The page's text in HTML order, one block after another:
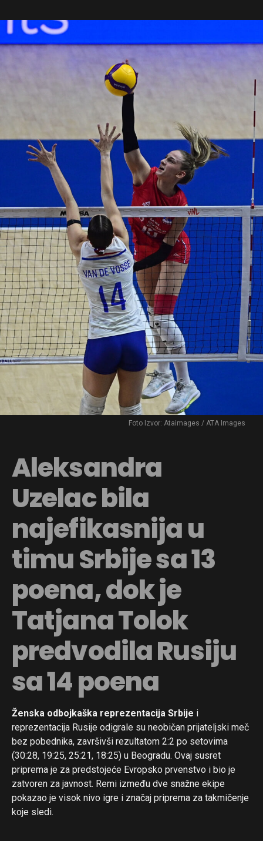
Foto Izvor: Ataimages / ATA Images
Aleksandra
Uzelac bila
najefikasnija u
timu Srbije sa 13
poena, dok je
Tatjana Tolok
predvodila Rusiju
sa 14 poena
Ženska odbojkaška reprezentacija Srbije i
reprezentacija Rusije odigrale su neobičan prijateljski meč
bez pobednika, završivši rezultatom 2:2 po setovima
(30:28, 19:25, 25:21, 18:25) u Beogradu. Ovaj susret
priprema je za predstojeće Evropsko prvenstvo i bio je
zatvoren za javnost. Remi između dve snažne ekipe
pokazao je visok nivo igre i značaj priprema za takmičenje
koje sledi.